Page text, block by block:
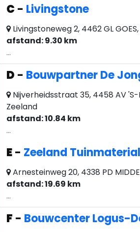
C - Livingstone
Livingstoneweg 2, 4462 GL
afstand: 9.30 km
...
D - Bouwpartner De
Nijverheidsstraat 35, 4458 AV 'S-
Zeeland
afstand: 10.84 km
...
E- Zeeland
Arnesteinweg 20, 4338 PD
afstand: 19.69 km
...
F - Bouwcenter Logus-